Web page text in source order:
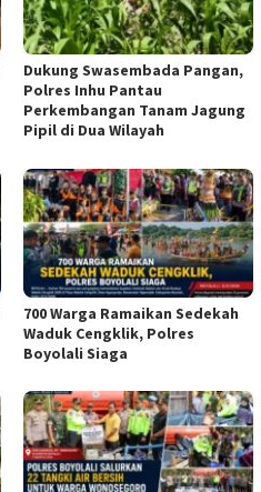
Dukung Swasembada Pangan,
Polres Inhu Pantau
Perkembangan Tanam Jagung
Pipil di Dua Wilayah
700 Warga Ramaikan Sedekah
Waduk Cengklik, Polres
Boyolali Siaga